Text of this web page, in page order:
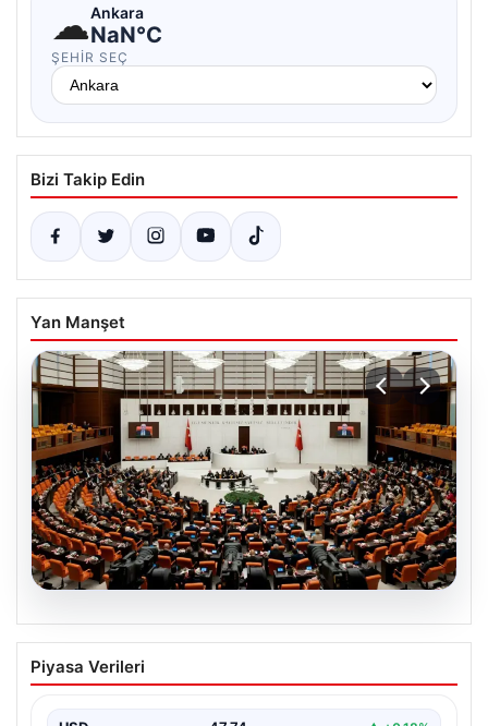
☁Ankara
NaN°C
ŞEHIR SEÇ
Bizi Takip Edin
Yan Manşet
07.08.2026
TBMM’de “Terörsüz Türkiye”
Tartışması: İYİ Parti’nin Araştırma
Piyasa Verileri